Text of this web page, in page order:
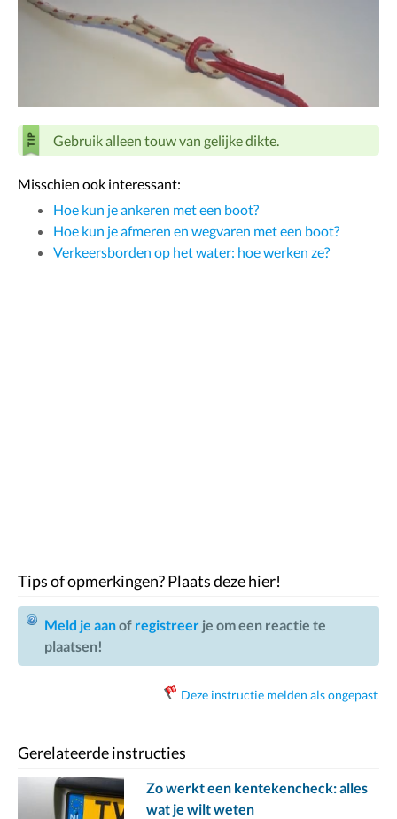
Gebruik alleen touw van gelijke dikte.
Misschien ook interessant:
Hoe kun je ankeren met een boot?
Hoe kun je afmeren en wegvaren met een boot?
Verkeersborden op het water: hoe werken ze?
Tips of opmerkingen? Plaats deze hier!
Meld je aanof registreer je om een reactie te
plaatsen!
Deze instructie melden als ongepast
Gerelateerde instructies
Zo werkt een kentekencheck: alles
wat je wilt weten